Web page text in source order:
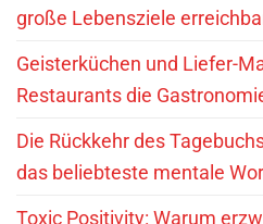
große Lebensziele
Geisterküchen und Liefer-
Restaurants die
Die Rückkehr des
das beliebteste mentale
Toxic Positivity: Warum